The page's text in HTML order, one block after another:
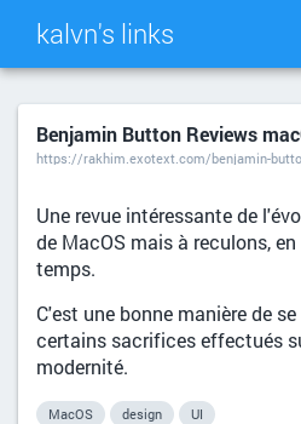
kalvn's links
TAG CLOUD
Benjamin Button Reviews
https://rakhim.exotext.com/benjamin-
Une revue intéressante de
de MacOS mais à reculons,
temps.
C'est une bonne manière de
certains sacrifices effectués
modernité.
MacOS design UI